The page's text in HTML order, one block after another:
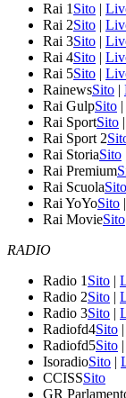
Rai 1 Sito |
Rai 2Sito |
Rai 3Sito |
Rai 4Sito |
Rai 5Sito |
RainewsSito |
Rai GulpSito |
Rai SportSito |
Rai Sport 2
Rai StoriaSito
Rai Premium
Rai ScuolaSito
Rai YoYoSito |
Rai MovieSito
RADIO
Radio 1 Sito |
Radio 2Sito |
Radio 3Sito |
Radiofd4Sito |
Radiofd5Sito |
IsoradioSito |
CCISSSito
GR